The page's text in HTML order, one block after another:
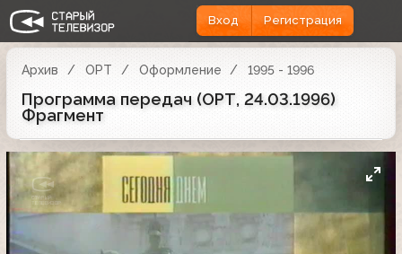
Вход Регистрация
Архив ОРТ Оформление 1995 - 1996
Программа передач (ОРТ, 24.03.1996)
Фрагмент